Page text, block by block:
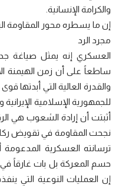
والكرامة الإنسانية.
​إن ما يسطره محور المقاومة
مجرد الرد
العسكري إنه يمثل صياغة
ساطعاً على أن زمن الهيمنة
والقدرة العالية التي أبدتها
للجمهورية الإسلامية
أثبتت أن إرادة الشعوب هي
نجحت المقاومة في تقويض
ترسانته العسكرية
حسم المعركة بل بات غارقاً
إن العمليات النوعية التي